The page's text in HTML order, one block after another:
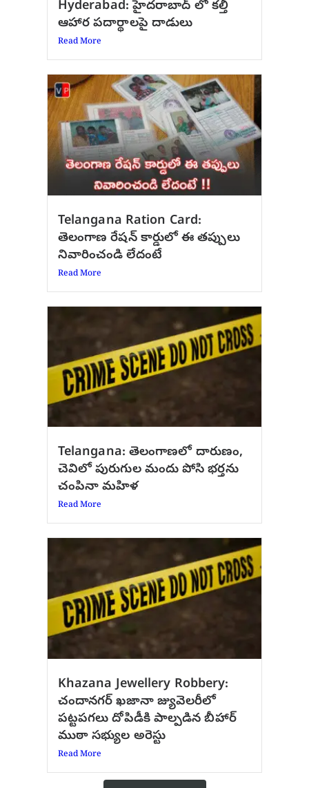
Hyderabad: హైదరాబాద్‌ లో కల్తీ
ఆహార పదార్థాలపై దాడులు
Read More
Telangana Ration Card:
తెలంగాణ రేషన్ కార్డులో ఈ తప్పులు
నివారించండి లేదంటే
Read More
Telangana: తెలంగాణలో దారుణం,
చెవిలో పురుగుల మందు పోసి భర్తను
చంపినా మహిళ
Read More
Khazana Jewellery Robbery:
చందానగర్ ఖజానా జ్యువెలరీలో
పట్టపగలు దోపిడీకి పాల్పడిన బీహార్
ముఠా సభ్యుల అరెస్టు
Read More